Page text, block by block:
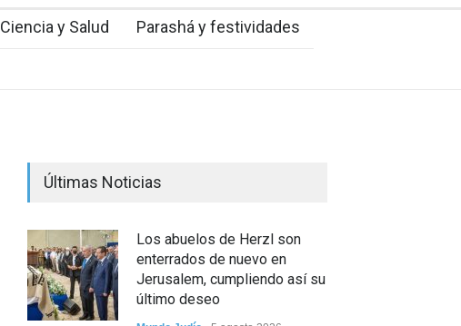
Ciencia y Salud Parashá y festividades
Últimas Noticias
Los abuelos de Herzl son
enterrados de nuevo en
Jerusalem, cumpliendo así su
último deseo